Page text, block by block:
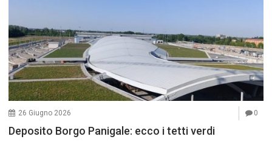
26 Giugno 2026 0
Deposito Borgo Panigale: ecco i tetti verdi